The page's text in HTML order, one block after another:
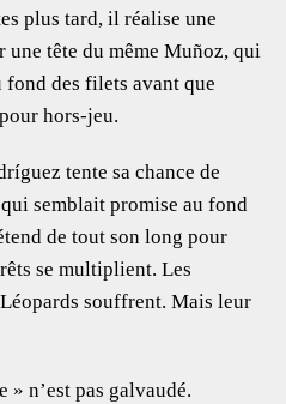
plus tard, il réalise une
tête du même Muñoz, qui
fond des filets avant que
hors-jeu.
tente sa chance de
semblait promise au fond
de tout son long pour
se multiplient. Les
souffrent. Mais leur
n’est pas galvaudé.